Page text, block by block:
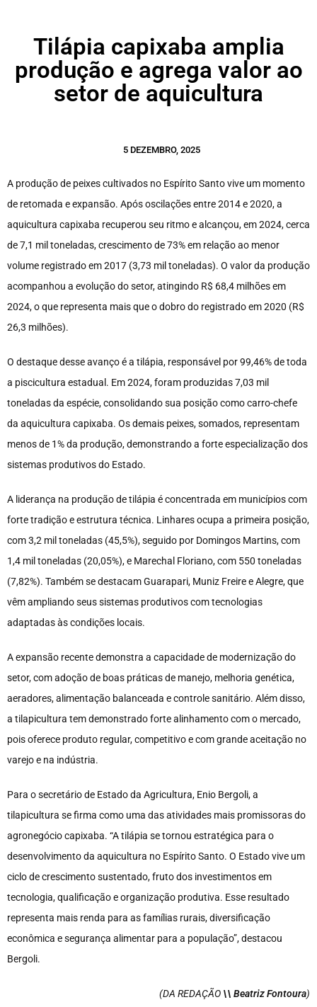
Tilápia capixaba amplia
produção e agrega valor ao
setor de aquicultura
5 DEZEMBRO, 2025
A produção de peixes cultivados no Espírito Santo vive um momento
de retomada e expansão. Após oscilações entre 2014 e 2020, a
aquicultura capixaba recuperou seu ritmo e alcançou, em 2024, cerca
de 7,1 mil toneladas, crescimento de 73% em relação ao menor
volume registrado em 2017 (3,73 mil toneladas). O valor da produção
acompanhou a evolução do setor, atingindo R$ 68,4 milhões em
2024, o que representa mais que o dobro do registrado em 2020 (R$
26,3 milhões).
O destaque desse avanço é a tilápia, responsável por 99,46% de toda
a piscicultura estadual. Em 2024, foram produzidas 7,03 mil
toneladas da espécie, consolidando sua posição como carro-chefe
da aquicultura capixaba. Os demais peixes, somados, representam
menos de 1% da produção, demonstrando a forte especialização dos
sistemas produtivos do Estado.
A liderança na produção de tilápia é concentrada em municípios com
forte tradição e estrutura técnica. Linhares ocupa a primeira posição,
com 3,2 mil toneladas (45,5%), seguido por Domingos Martins, com
1,4 mil toneladas (20,05%), e Marechal Floriano, com 550 toneladas
(7,82%). Também se destacam Guarapari, Muniz Freire e Alegre, que
vêm ampliando seus sistemas produtivos com tecnologias
adaptadas às condições locais.
A expansão recente demonstra a capacidade de modernização do
setor, com adoção de boas práticas de manejo, melhoria genética,
aeradores, alimentação balanceada e controle sanitário. Além disso,
a tilapicultura tem demonstrado forte alinhamento com o mercado,
pois oferece produto regular, competitivo e com grande aceitação no
varejo e na indústria.
Para o secretário de Estado da Agricultura, Enio Bergoli, a
tilapicultura se firma como uma das atividades mais promissoras do
agronegócio capixaba. “A tilápia se tornou estratégica para o
desenvolvimento da aquicultura no Espírito Santo. O Estado vive um
ciclo de crescimento sustentado, fruto dos investimentos em
tecnologia, qualificação e organização produtiva. Esse resultado
representa mais renda para as famílias rurais, diversificação
econômica e segurança alimentar para a população”, destacou
Bergoli.
(DA REDAÇÃO \\ Beatriz Fontoura)